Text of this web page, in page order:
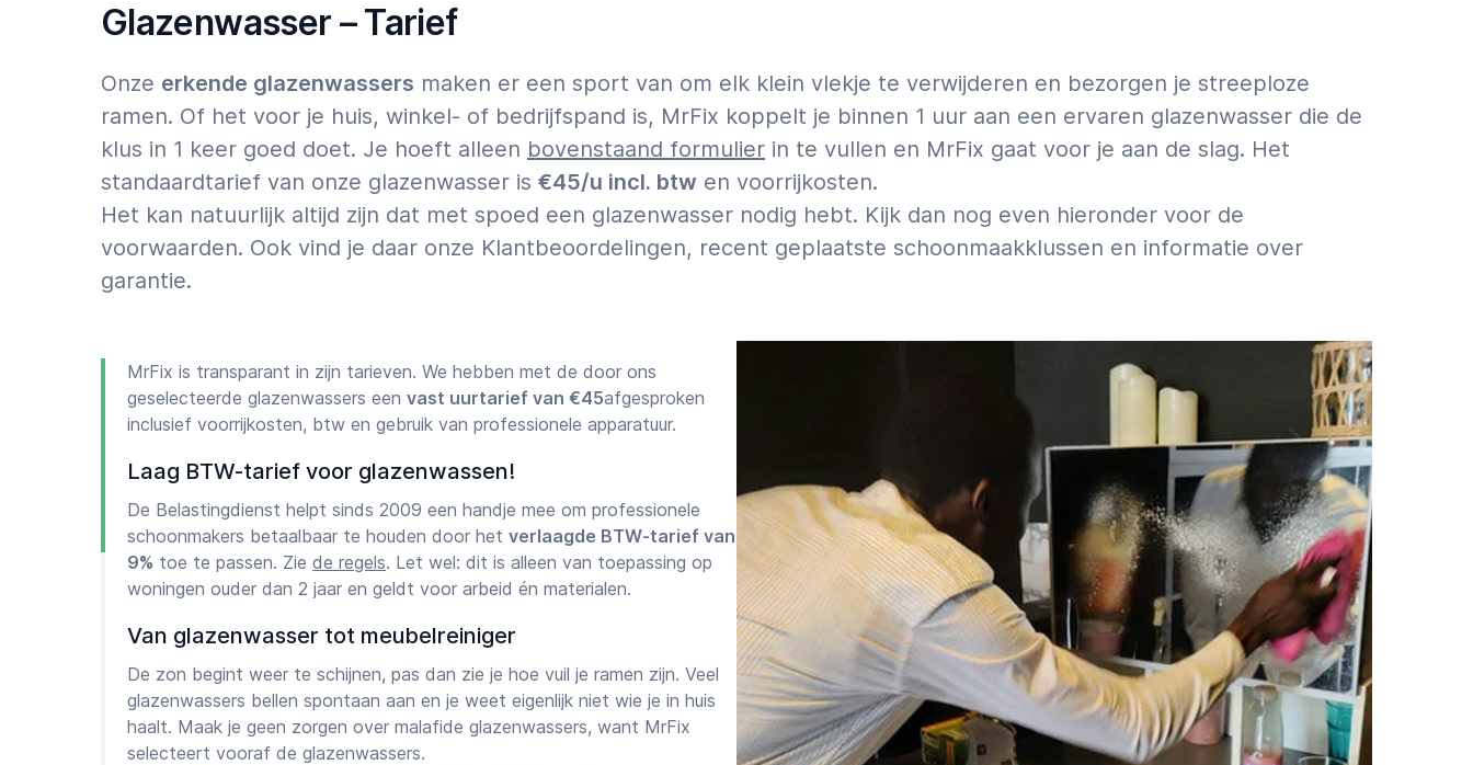
Tik op voor info over schatting vs. offerte.
Glazenwasser – Tarief
Onze erkende glazenwassers maken er een sport van om elk klein vlekje te verwijderen en bezorgen je streeploze
ramen. Of het voor je huis, winkel- of bedrijfspand is, MrFix koppelt je binnen 1 uur aan een ervaren glazenwasser die de
klus in 1 keer goed doet. Je hoeft alleen bovenstaand formulier in te vullen en MrFix gaat voor je aan de slag. Het
standaardtarief van onze glazenwasser is €45/u incl. btw en voorrijkosten.
Het kan natuurlijk altijd zijn dat met spoed een glazenwasser nodig hebt. Kijk dan nog even hieronder voor de
voorwaarden. Ook vind je daar onze Klantbeoordelingen, recent geplaatste schoonmaakklussen en informatie over
garantie.
MrFix is transparant in zijn tarieven. We hebben met de door ons
geselecteerde glazenwassers een vast uurtarief van €45afgesproken
inclusief voorrijkosten, btw en gebruik van professionele apparatuur.
Laag BTW-tarief voor glazenwassen!
De Belastingdienst helpt sinds 2009 een handje mee om professionele
schoonmakers betaalbaar te houden door het verlaagde BTW-tarief van
9% toe te passen. Zie de regels. Let wel: dit is alleen van toepassing op
woningen ouder dan 2 jaar en geldt voor arbeid én materialen.
Van glazenwasser tot meubelreiniger
De zon begint weer te schijnen, pas dan zie je hoe vuil je ramen zijn. Veel
glazenwassers bellen spontaan aan en je weet eigenlijk niet wie je in huis
haalt. Maak je geen zorgen over malafide glazenwassers, want MrFix
selecteert vooraf de glazenwassers.